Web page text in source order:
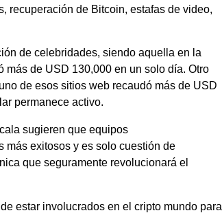
recuperación de Bitcoin, estafas de video,
de celebridades, siendo aquella en la
de USD 130,000 en un solo día. Otro
de esos sitios web recaudó más de USD
permanece activo.
sugieren que equipos
más exitosos y es solo cuestión de
que seguramente revolucionará el
estar involucrados en el cripto mundo para